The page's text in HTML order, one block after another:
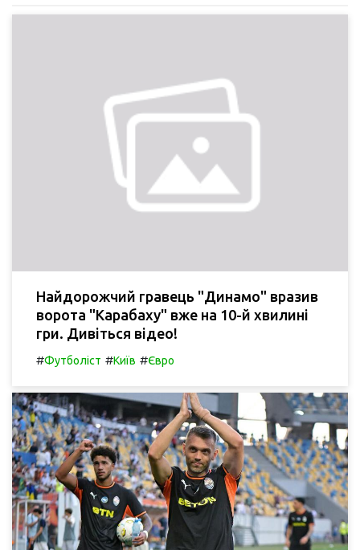
Найдорожчий гравець "Динамо" вразив
ворота "Карабаху" вже на 10-й хвилині
гри. Дивіться відео!
#Футболіст #Київ #Євро